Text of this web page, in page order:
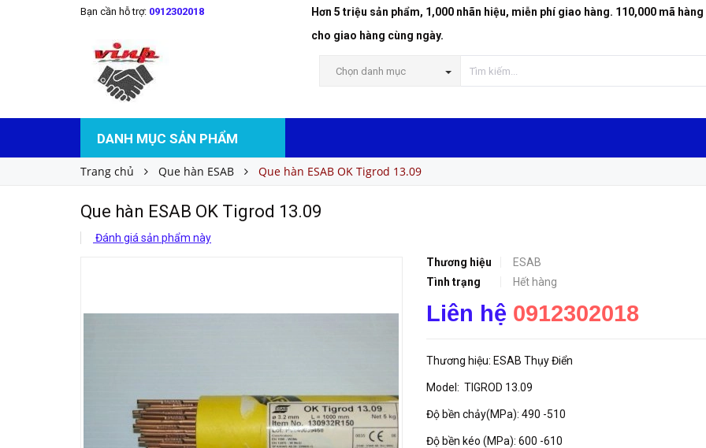
Bạn cần hỗ trợ: 0912302018
Hơn 5 triệu sản phẩm, 1,000 nhãn hiệu, miễn phí giao hàng. 110,000 mã
cho giao hàng cùng ngày.
Chọn danh mục
DANH MỤC SẢN PHẨM
Trang chủ Que hàn ESAB Que hàn ESAB OK Tigrod 13.09
Que hàn ESAB OK Tigrod 13.09
Đánh giá sản phẩm này
Thương hiệu
ESAB
Tình trạng
Hết hàng
Liên hệ 0912302018
Thương hiệu: ESAB Thụy Điển
Model: TIGROD 13.09
Độ bền chảy(MPa): 490 -510
Độ bền kéo (MPa): 600 -610
Que hàn ESAB OK Tigrod 13.09